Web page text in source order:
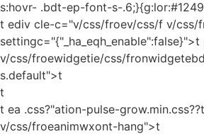
s:hovr- .bdt-ep-font-s-
t ediv cle-c="v/css/froev/css/f v/css/
v/css/froewidgetie/css/
s.default">t
t
t ea .css?"ation-pulse-
v/css/froeanimwxont-hang">t